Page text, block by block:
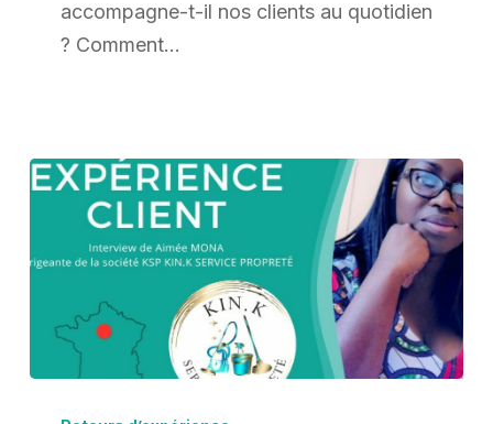
accompagne-t-il nos clients au quotidien
? Comment…